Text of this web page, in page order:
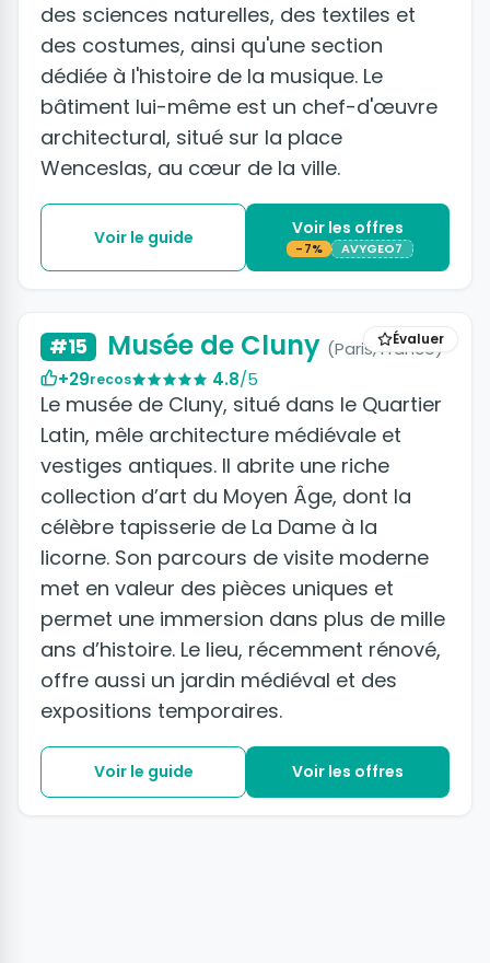
des sciences naturelles, des textiles et
des costumes, ainsi qu'une section
dédiée à l'histoire de la musique. Le
bâtiment lui-même est un chef-d'œuvre
architectural, situé sur la place
Wenceslas, au cœur de la ville.
Voir le guide Voir les offres
-7% AVYGEO7
Évaluer
#15 Musée de Cluny (Paris, France)
+29recos 4.8/5
Le musée de Cluny, situé dans le Quartier
Latin, mêle architecture médiévale et
vestiges antiques. Il abrite une riche
collection d’art du Moyen Âge, dont la
célèbre tapisserie de La Dame à la
licorne. Son parcours de visite moderne
met en valeur des pièces uniques et
permet une immersion dans plus de mille
ans d’histoire. Le lieu, récemment rénové,
offre aussi un jardin médiéval et des
expositions temporaires.
Voir le guide Voir les offres